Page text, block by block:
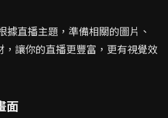
據直播主題，準備相關的圖片、
，讓你的直播更豐富，更有視覺效
面